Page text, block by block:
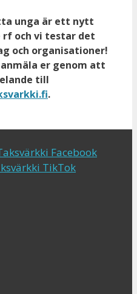
unga är ett nytt
rf och vi testar det
och organisationer!
er genom att
till
.